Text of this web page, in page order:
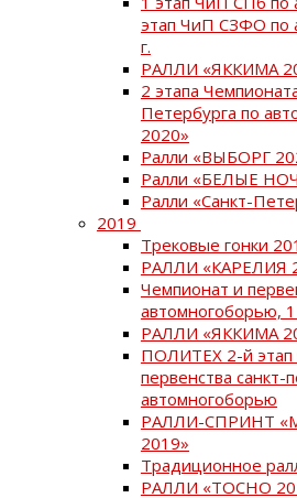
этап ЧиП СЗФО по
г.
РАЛЛИ «ЯККИМА
2 этапа
Петербурга по
2020»
Ралли «ВЫБОРГ
Ралли «БЕЛЫЕ
Ралли «Санкт-
2019
Трековые гонки
РАЛЛИ «КАРЕЛИЯ
Чемпионат и
автомногоборью, 1
РАЛЛИ «ЯККИМА
ПОЛИТЕХ 2-й этап
первенства санкт-
автомногоборью
РАЛЛИ-СПРИНТ
2019»
Традиционное
РАЛЛИ «ТОСНО